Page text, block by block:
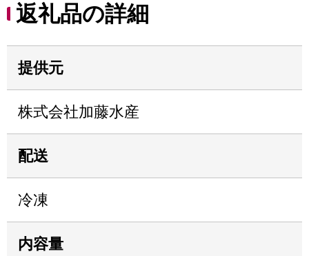
返礼品の詳細
提供元
株式会社加藤水産
配送
冷凍
内容量